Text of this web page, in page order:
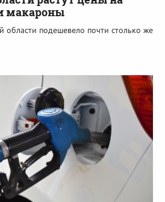
макароны
области подешевело почти столько же